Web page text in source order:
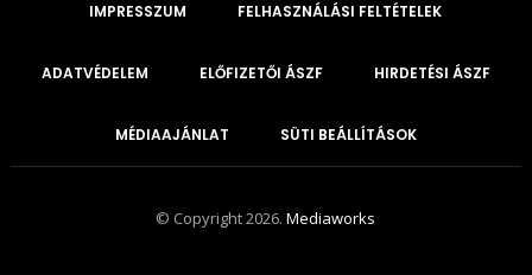
IMPRESSZUM FELHASZNÁLÁSI FELTÉTELEK
ADATVÉDELEM ELŐFIZETŐI ÁSZF HIRDETÉSI ÁSZF
MÉDIAAJÁNLAT SÜTI BEÁLLÍTÁSOK
© Copyright 2026.Mediaworks